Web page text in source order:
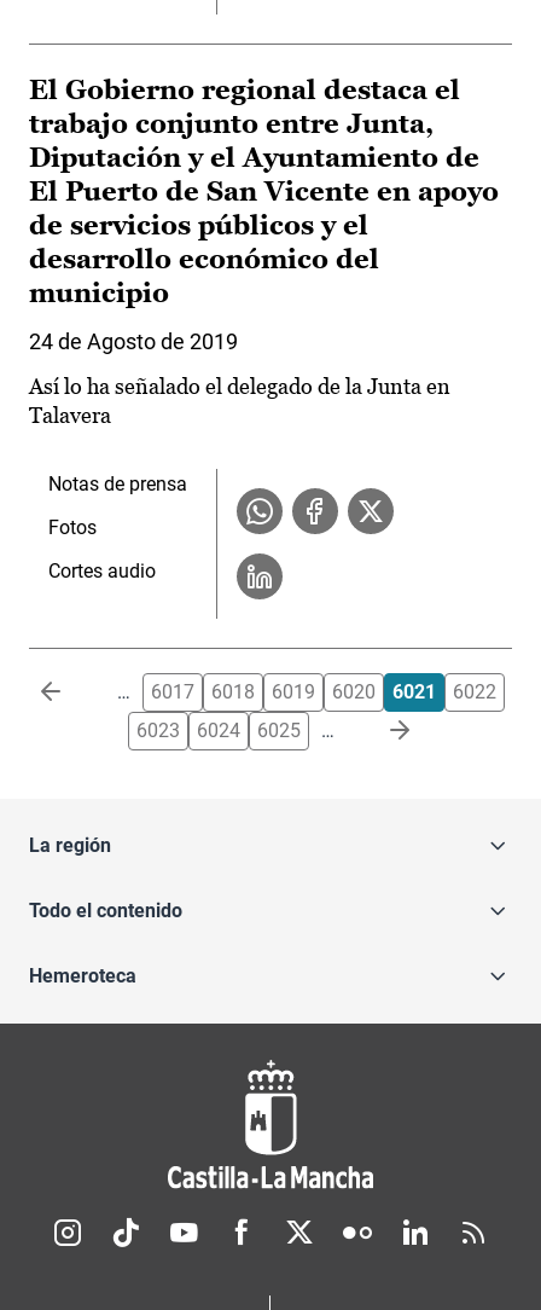
El Gobierno regional destaca el
trabajo conjunto entre Junta,
Diputación y el Ayuntamiento de
El Puerto de San Vicente en apoyo
de servicios públicos y el
desarrollo económico del
municipio
24 de Agosto de 2019
Así lo ha señalado el delegado de la Junta en
Talavera
Notas de prensa
Fotos
Cortes audio
Paginación … 6017 6018 6019 6020 6021
6022
6023
6024 6025 …
La región
Todo el contenido
Hemeroteca
Redes sociales JCCM